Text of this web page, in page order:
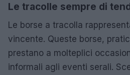
Le tracolle sempre di
Le borse a tracolla
vincente. Queste borse,
prestano a molteplici
informali agli eventi serali.